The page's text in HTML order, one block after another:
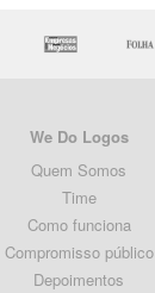
We Do Logos
Quem Somos
Time
Como funciona
Compromisso público
Depoimentos